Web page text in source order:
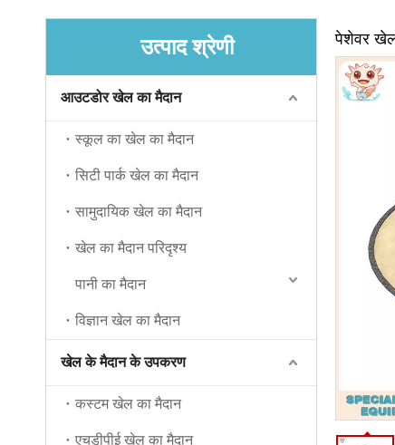
उत्पाद श्रेणी
आउटडोर खेल का मैदान
स्कूल का खेल का मैदान
सिटी पार्क खेल का मैदान
सामुदायिक खेल का मैदान
खेल का मैदान परिदृश्य
पानी का मैदान
विज्ञान खेल का मैदान
खेल के मैदान के उपकरण
कस्टम खेल का मैदान
एचडीपीई खेल का मैदान
पेशेवर खेल